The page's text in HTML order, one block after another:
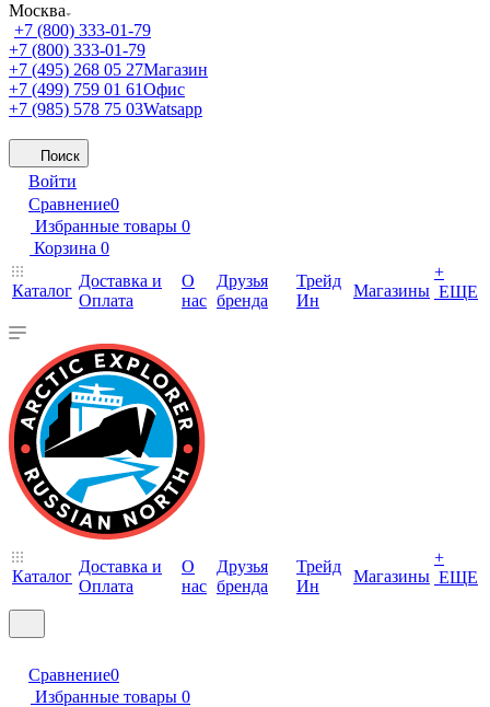
Москва
+7 (800) 333-01-79
+7 (800) 333-01-79
+7 (495) 268 05 27Магазин
+7 (499) 759 01 61Офис
+7 (985) 578 75 03Watsapp
Поиск
Войти
Сравнение0
Избранные товары 0
Корзина 0
Каталог
Доставка и
Оплата
О
нас
Друзья
бренда
Трейд
Ин
Магазины
+
ЕЩЕ
Каталог
Доставка и
Оплата
О
нас
Друзья
бренда
Трейд
Ин
Магазины
+
ЕЩЕ
Сравнение0
Избранные товары 0